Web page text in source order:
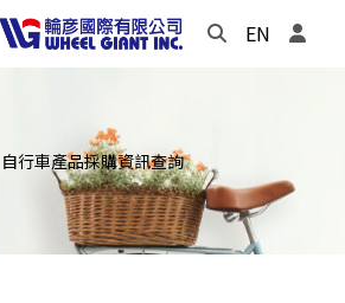
EN
自行車產品採購資訊查詢